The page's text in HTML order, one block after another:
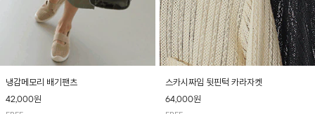
냉감메모리 배기팬츠
42,000원
스카시짜임 뒷핀턱 카라자켓
64,000원